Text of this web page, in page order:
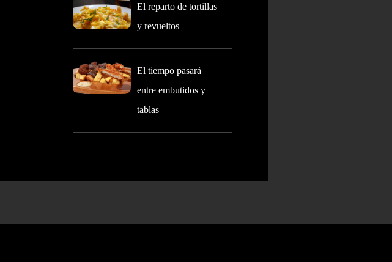
El reparto de tortillas
y revueltos
El tiempo pasará
entre embutidos y
tablas